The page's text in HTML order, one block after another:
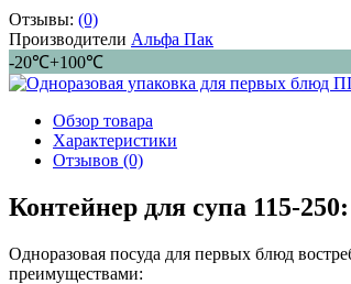
Отзывы: (0)
Производители Альфа Пак
-20℃+100℃
Обзор товара
Характеристики
Отзывов (0)
Контейнер для супа 115-
Одноразовая посуда для первых блюд
преимуществами: